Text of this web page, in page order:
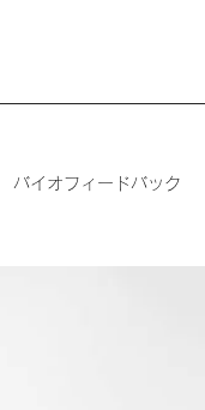
バイオフィードバック